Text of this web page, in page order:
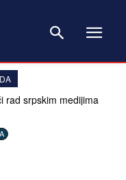
rad srpskim medijima